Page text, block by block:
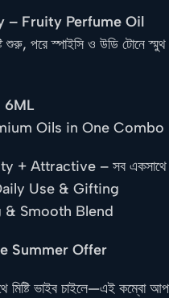
– Fruity Perfume Oil
শুরু, পরে স্পাইসি ও উডি টোনে
6ML
Oils in One
+ Attractive – সব একসাথে
Use & Gifting
Smooth Blend
Summer Offer
মিষ্টি ভাইব চাইলে—এই কম্বো